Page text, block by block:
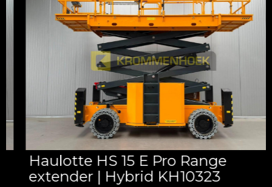
Haulotte HS 15 E Pro Range
extender | Hybrid KH10323